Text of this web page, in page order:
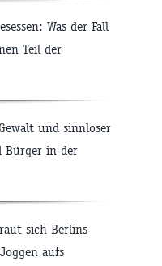
Was der Fall
Teil der
und sinnloser
Bürger in der
sich Berlins
aufs